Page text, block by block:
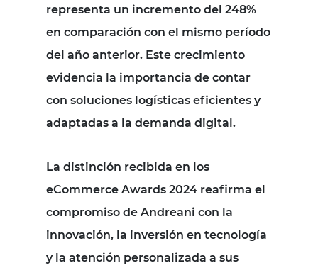
representa un incremento del 248%
en comparación con el mismo período
del año anterior. Este crecimiento
evidencia la importancia de contar
con soluciones logísticas eficientes y
adaptadas a la demanda digital.
La distinción recibida en los
eCommerce Awards 2024 reafirma el
compromiso de Andreani con la
innovación, la inversión en tecnología
y la atención personalizada a sus